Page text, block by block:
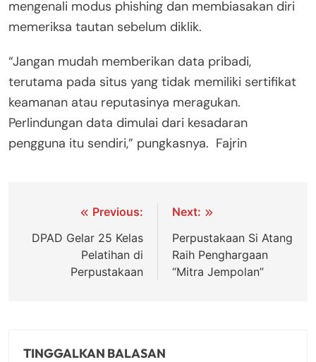
mengenali modus phishing dan membiasakan diri
memeriksa tautan sebelum diklik.
“Jangan mudah memberikan data pribadi,
terutama pada situs yang tidak memiliki sertifikat
keamanan atau reputasinya meragukan.
Perlindungan data dimulai dari kesadaran
pengguna itu sendiri,” pungkasnya. Fajrin
Navigasi
pos
Previous:
DPAD Gelar 25 Kelas
Pelatihan di
Perpustakaan
Next:
Perpustakaan Si Atang
Raih Penghargaan
“Mitra Jempolan”
TINGGALKAN BALASAN